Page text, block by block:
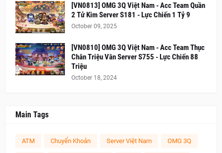
[VN0813] OMG 3Q Việt Nam - Acc Team Quần
2 Tử Kim Server S181 - Lực Chiến 1 Tỷ 9
October 09, 2025
[VN0810] OMG 3Q Việt Nam - Acc Team Thục
Chân Triệu Vân Server S755 - Lực Chiến 88
Triệu
October 18, 2024
Main Tags
ATM Chuyển Khoản Server Việt Nam OMG 3Q